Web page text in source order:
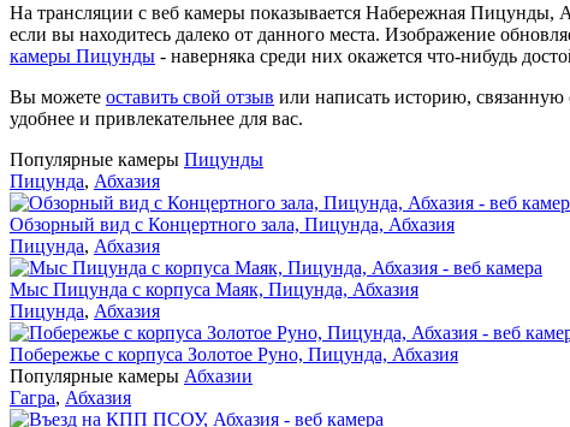
На трансляции с веб камеры показывается Набережная Пицунды,
если вы находитесь далеко от данного места. Изображение
камеры Пицунды - наверняка среди них окажется что-нибудь
Вы можете оставить свой отзыв или написать историю,
удобнее и привлекательнее для вас.
Популярные камеры Пицунды
Пицунда, Абхазия
Обзорный вид с Концертного зала, Пицунда, Абхазия
Пицунда, Абхазия
Мыс Пицунда с корпуса Маяк, Пицунда, Абхазия
Пицунда, Абхазия
Побережье с корпуса Золотое Руно, Пицунда, Абхазия
Популярные камеры Абхазии
Гагра, Абхазия